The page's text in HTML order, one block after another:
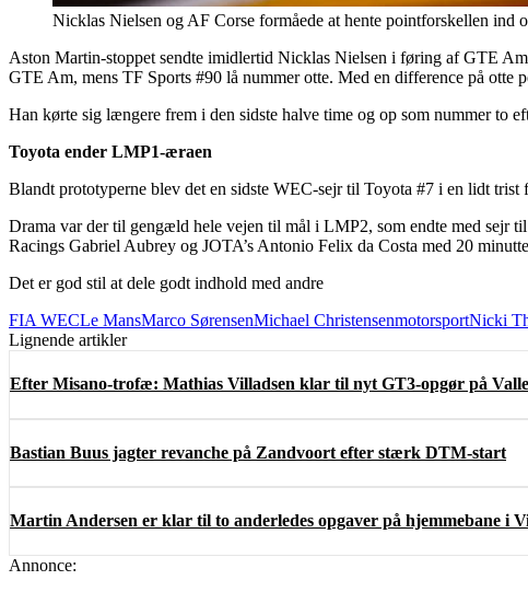
Nicklas Nielsen og AF Corse formåede at hente pointforskellen
Aston Martin-stoppet sendte imidlertid Nicklas Nielsen i føring af GTE
GTE Am, mens TF Sports #90 lå nummer otte. Med en difference på
Han kørte sig længere frem i den sidste halve time og op som nummer to
Toyota ender LMP1-æraen
Blandt prototyperne blev det en sidste WEC-sejr til Toyota #7 i en lidt
Drama var der til gengæld hele vejen til mål i LMP2, som endte med sejr
Racings Gabriel Aubrey og JOTA’s Antonio Felix da Costa med 20
Det er god stil at dele godt indhold med andre
FIA WECLe MansMarco SørensenMichael ChristensenmotorsportNicki
Lignende artikler
Efter Misano-trofæ: Mathias Villadsen klar til nyt GT3-opgør på
Bastian Buus jagter revanche på Zandvoort efter stærk DTM-start
Martin Andersen er klar til to anderledes opgaver på hjemmebane i
Annonce: